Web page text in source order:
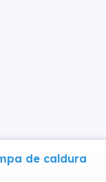
de caldura